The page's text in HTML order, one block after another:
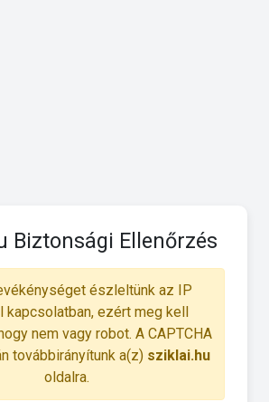
Biztonsági Ellenőrzés
észleltünk az IP
kapcsolatban, ezért meg kell
nem vagy robot. A CAPTCHA
továbbirányítunk a(z) sziklai.hu
oldalra.